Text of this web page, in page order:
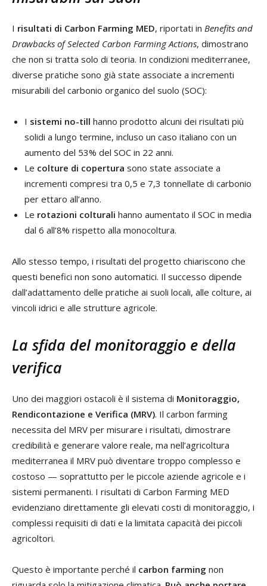
I risultati di Carbon Farming MED, riportati in Benefits and
Drawbacks of Selected Carbon Farming Actions, dimostrano
che non si tratta solo di teoria. In condizioni mediterranee,
diverse pratiche sono già state associate a incrementi
misurabili del carbonio organico del suolo (SOC):
I sistemi no-till hanno prodotto alcuni dei risultati più
solidi a lungo termine, incluso un caso italiano con un
aumento del 53% del SOC in 22 anni.
Le colture di copertura sono state associate a
incrementi compresi tra 0,5 e 7,3 tonnellate di carbonio
per ettaro all’anno.
Le rotazioni colturali hanno aumentato il SOC in media
dal 6 all’8% rispetto alla monocoltura.
Allo stesso tempo, i risultati del progetto chiariscono che
questi benefici non sono automatici. Il successo dipende
dall’adattamento delle pratiche ai suoli locali, alle colture, ai
vincoli idrici e alle strutture agricole.
La sfida del monitoraggio e della
verifica
Uno dei maggiori ostacoli è il sistema di Monitoraggio,
Rendicontazione e Verifica (MRV). Il carbon farming
necessita del MRV per misurare i risultati, dimostrare
credibilità e generare valore reale, ma nell’agricoltura
mediterranea il MRV può diventare troppo complesso e
costoso — soprattutto per le piccole aziende agricole e i
sistemi permanenti. I risultati di Carbon Farming MED
evidenziano direttamente gli elevati costi di monitoraggio, i
complessi requisiti di dati e la limitata capacità dei piccoli
agricoltori.
Questo è importante perché il carbon farming non